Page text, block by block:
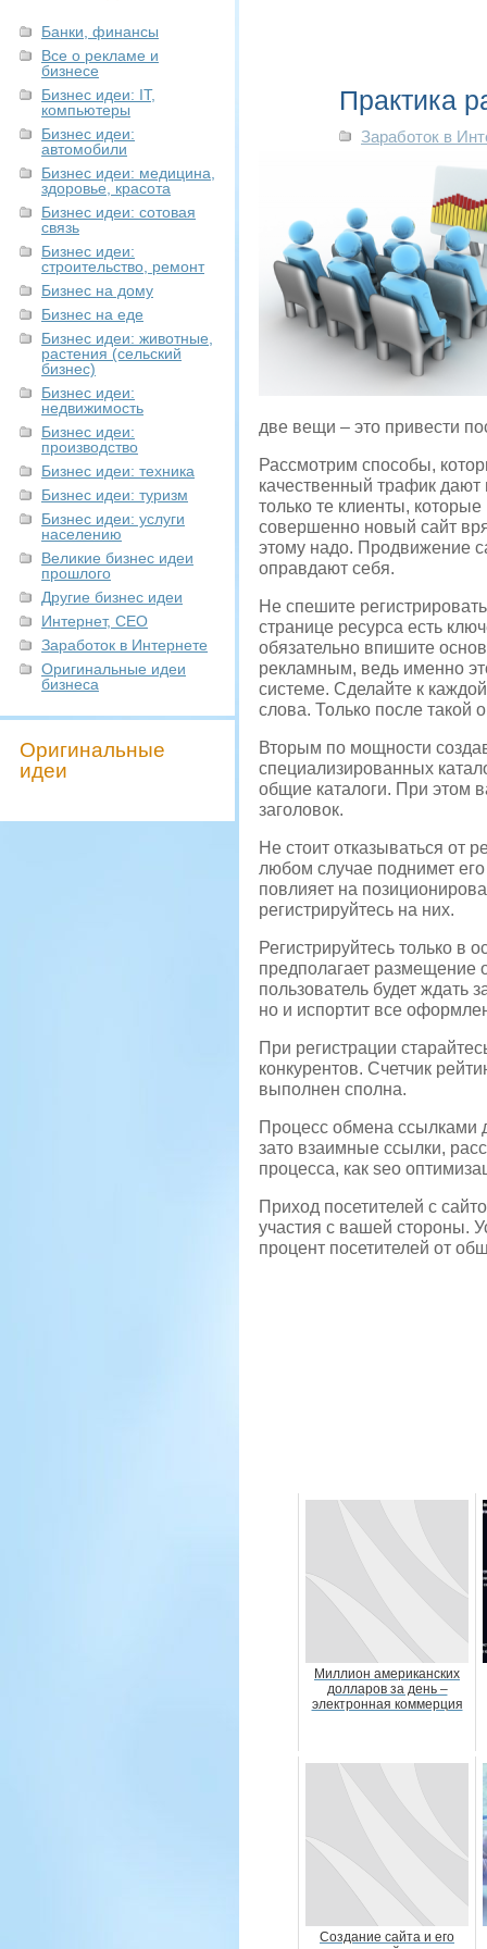
Банки, финансы
Все о рекламе и
бизнесе
Бизнес идеи: IT,
компьютеры
Бизнес идеи:
автомобили
Бизнес идеи: медицина,
здоровье, красота
Бизнес идеи: сотовая
связь
Бизнес идеи:
строительство, ремонт
Бизнес на дому
Бизнес на еде
Бизнес идеи: животные,
растения (сельский
бизнес)
Бизнес идеи:
недвижимость
Бизнес идеи:
производство
Бизнес идеи: техника
Бизнес идеи: туризм
Бизнес идеи: услуги
населению
Великие бизнес идеи
прошлого
Другие бизнес идеи
Интернет, СЕО
Заработок в Интернете
Оригинальные идеи
бизнеса
Оригинальные
идеи
Практика
Заработок в
две вещи – это привести
Рассмотрим способы,
качественный трафик
только те клиенты,
совершенно новый сайт
этому надо. Продвижение
оправдают себя.
Не спешите
странице ресурса есть
обязательно впишите
рекламным, ведь именно
системе. Сделайте к
слова. Только после такой
Вторым по мощности
специализированных
общие каталоги. При этом
заголовок.
Не стоит отказываться от
любом случае поднимет
повлияет на
регистрируйтесь на них.
Регистрируйтесь только в
предполагает размещение
пользователь будет ждать
но и испортит все
При регистрации
конкурентов. Счетчик
выполнен сполна.
Процесс обмена ссылками
зато взаимные ссылки,
процесса, как seo
Приход посетителей с
участия с вашей стороны.
процент посетителей от
Миллион американских
долларов за день –
электронная коммерция
Создание сайта и его